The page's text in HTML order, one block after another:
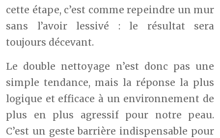
cette étape, c’est comme repeindre un mur
sans l’avoir lessivé : le résultat sera
toujours décevant.
Le double nettoyage n’est donc pas une
simple tendance, mais la réponse la plus
logique et efficace à un environnement de
plus en plus agressif pour notre peau.
C’est un geste barrière indispensable pour